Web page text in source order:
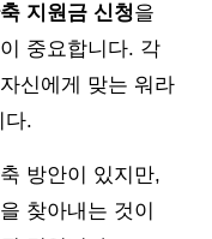
지원금 신청을
중요합니다. 각
신에게 맞는 워라
다.
방안이 있지만,
찾아내는 것이